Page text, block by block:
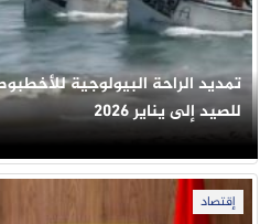
تمديد الراحة البيولوجية
للصيد إلى يناير 2026
إقتصاد